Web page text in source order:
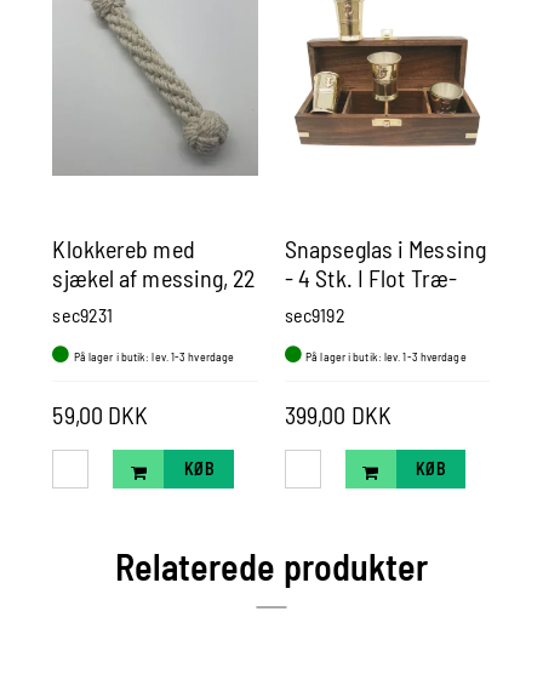
Klokkereb med
sjækel af messing, 22
cm
sec9231
På lager i butik: lev. 1-3 hverdage
59,00 DKK
KØB
Snapseglas i Messing
- 4 Stk. I Flot Træ-
Gaveæske
sec9192
På lager i butik: lev. 1-3 hverdage
399,00 DKK
KØB
Relaterede produkter